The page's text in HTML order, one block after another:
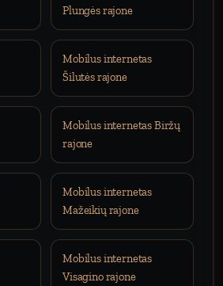
Plungės rajone
Mobilus internetas
Šilutės rajone
Mobilus internetas Biržų
rajone
Mobilus internetas
Mažeikių rajone
Mobilus internetas
Visagino rajone